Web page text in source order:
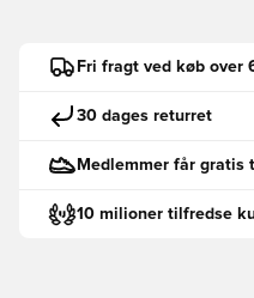
Fri fragt ved køb over
30 dages returret
Medlemmer får gratis
10 milioner tilfredse